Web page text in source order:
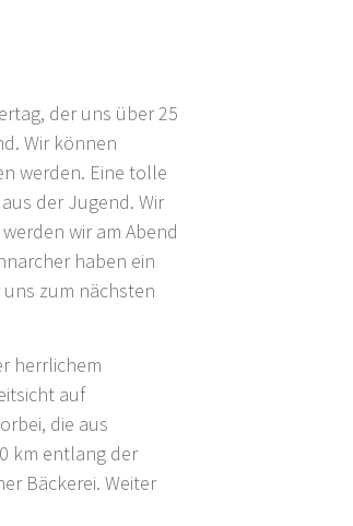
der uns über 25
Wir können
werden. Eine tolle
der Jugend. Wir
wir am Abend
haben ein
zum nächsten
herrlichem
auf
die aus
km entlang der
Bäckerei. Weiter